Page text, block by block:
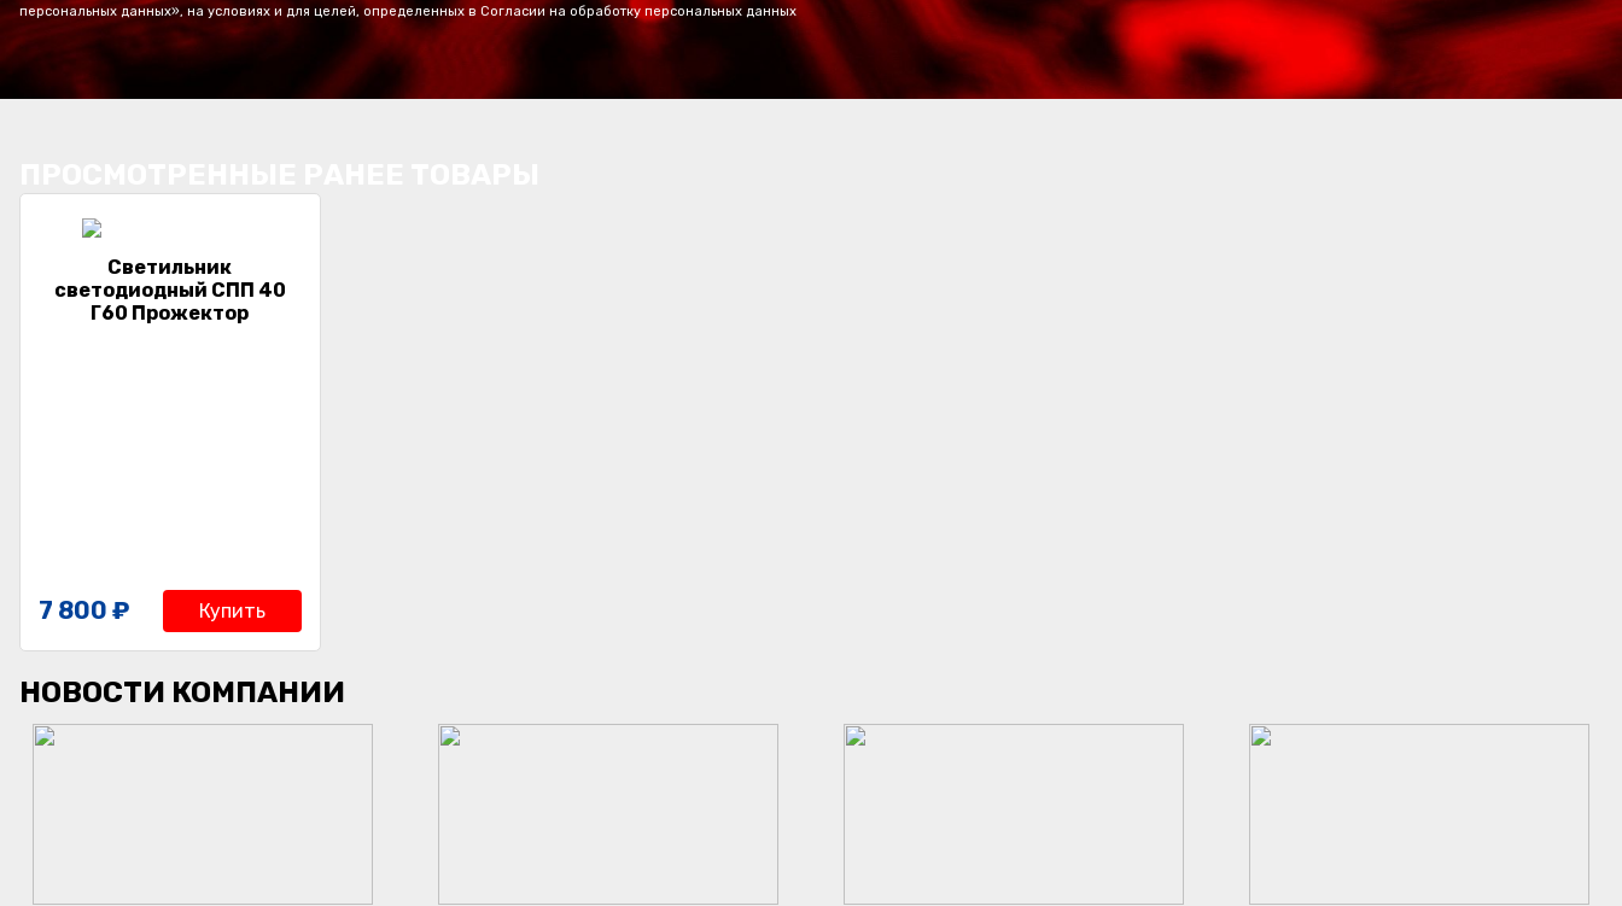
персональных данных», на условиях и для целей, определенных в Согласии на обработку персональных данных
Светильник
светодиодный СПП 40
Г60 Прожектор
7 800 ₽ Купить
НОВОСТИ КОМПАНИИ